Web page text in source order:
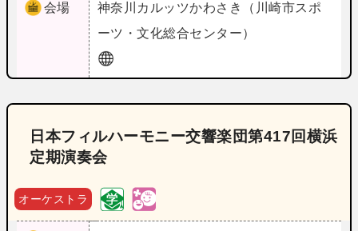
会場 神奈川 カルッツかわさき（川崎市スポ
ーツ・文化総合センター）
日本フィルハーモニー交響楽団第417回横浜
定期演奏会
オーケストラ